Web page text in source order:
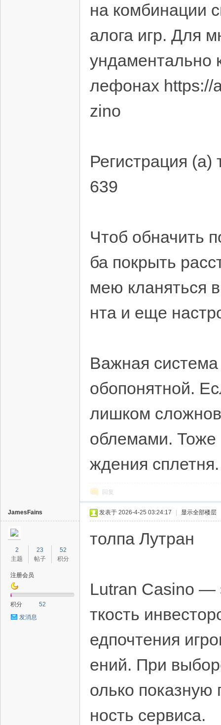
на комбинации
алога игр. Для
ундаментально
лефонах https://
zino
Регистрация
639
Чтоб обначить
ба покрыть
мею кланяться
нта и еще
Важная
обопонятной.
лишком
облемами. Тоже
ждения сплетня.
回复
JamesFains
2
主题
23
帖子
52
积分
注册会员
积分
52
发消息
发表于 2026-4-25 03:24:17 显示全部楼层
толпа Лутран
Lutran Casino —
ткость
едпочтения
ений. При
олько показную
ность сервиса.